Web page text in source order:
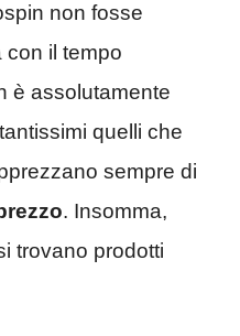
non fosse
con il tempo
è assolutamente
quelli che
sempre di
. Insomma,
trovano prodotti